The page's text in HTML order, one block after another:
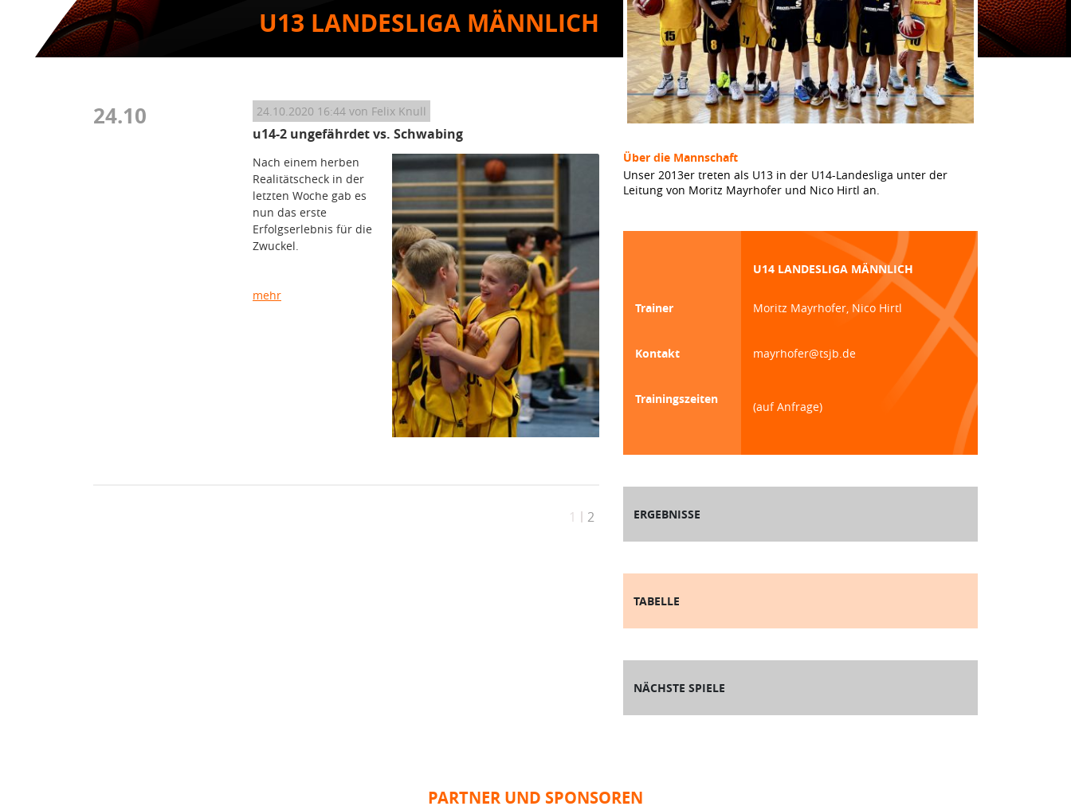
U13 LANDESLIGA MÄNNLICH
24.10 24.10.2020 16:44 von Felix Knull
u14-2 ungefährdet vs. Schwabing
Nach einem herben
Realitätscheck in der
letzten Woche gab es
nun das erste
Erfolgserlebnis für die
Zwuckel.
mehr
1 2
Über die Mannschaft
Unser 2013er treten als U13 in der U14-Landesliga unter der
Leitung von Moritz Mayrhofer und Nico Hirtl an.
U14 LANDESLIGA MÄNNLICH
Trainer Moritz Mayrhofer, Nico Hirtl
Kontakt mayrhofer@tsjb.de
Trainingszeiten
(auf Anfrage)
ERGEBNISSE
TABELLE
NÄCHSTE SPIELE
PARTNER UND SPONSOREN